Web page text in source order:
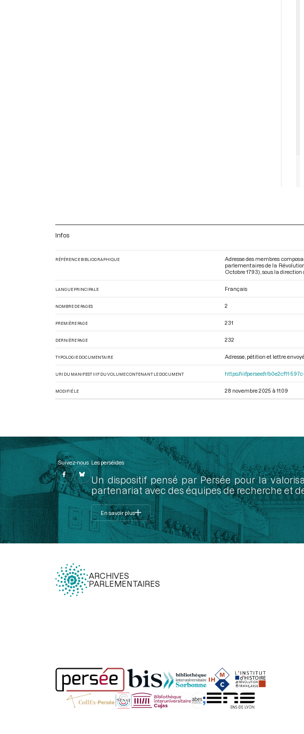
Infos
RÉFÉRENCE BIBLIOGRAPHIQUE
Adresse des membres
parlementaires de la
Octobre 1793) , sous la
LANGUE PRINCIPALE Français
NOMBRE DE PAGES 2
PREMIÈRE PAGE 231
DERNIÈRE PAGE 232
TYPOLOGIE DOCUMENTAIRE Adresse, pétition et lettre
URI DU MANIFEST IIIF DU VOLUME CONTENANT LE DOCUMENT https://iiif.persee.fr/b0e2cf11-
MODIFIÉ LE 28 novembre 2025 à 11:09
Suivez-nous Les perséides
Un dispositif pensé par Persée pour la
partenariat avec des équipes de recherche et
En savoir plus
ARCHIVES
PARLEMENTAIRES